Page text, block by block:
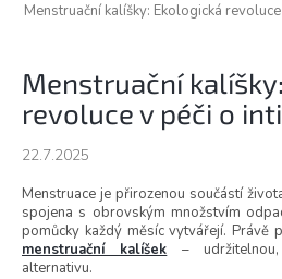
Menstruační kalíšky: Ekologická
Menstruační
revoluce v péči o
22.7.2025
Menstruace je přirozenou součástí
spojena s obrovským množstvím
pomůcky každý měsíc vytvářejí. Právě
menstruační kalíšek –
alternativu.